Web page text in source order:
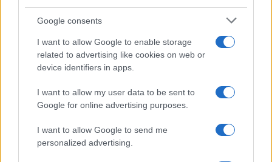
Google consents
I want to allow Google to enable storage
related to advertising like cookies on web or
device identifiers in apps.
I want to allow my user data to be sent to
Google for online advertising purposes.
I want to allow Google to send me
personalized advertising.
ecomafie e la sostenibilità
Ilaria Galli · 8 Ago 2026